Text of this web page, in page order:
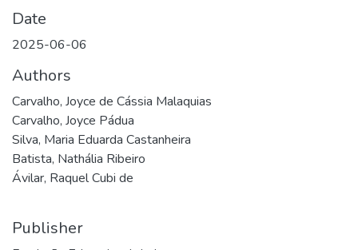
Date
2025-06-06
Authors
Carvalho, Joyce de Cássia Malaquias
Carvalho, Joyce Pádua
Silva, Maria Eduarda Castanheira
Batista, Nathália Ribeiro
Ávilar, Raquel Cubi de
Publisher